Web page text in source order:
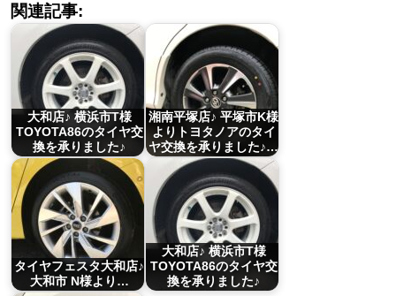
関連記事:
大和店♪ 横浜市T様
TOYOTA86のタイヤ交
換を承りました♪
湘南平塚店♪ 平塚市K様
よりトヨタノアのタイ
ヤ交換を承りました♪…
タイヤフェスタ大和店♪
大和市 N様より…
大和店♪ 横浜市T様
TOYOTA86のタイヤ交
換を承りました♪